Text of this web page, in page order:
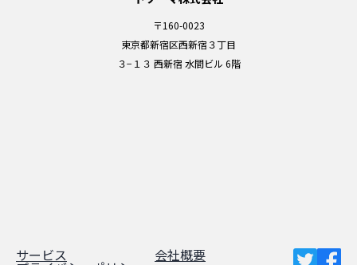
〒160-0023
東京都新宿区西新宿３丁目
３−１３ 西新宿 水間ビル 6階
サービス 会社概要